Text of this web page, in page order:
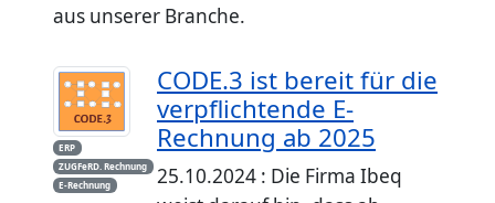
aus unserer Branche.
ERP
ZUGFeRD. Rechnung
E-Rechnung
CODE.3 ist bereit für die
verpflichtende E-
Rechnung ab 2025
25.10.2024 : Die Firma Ibeq